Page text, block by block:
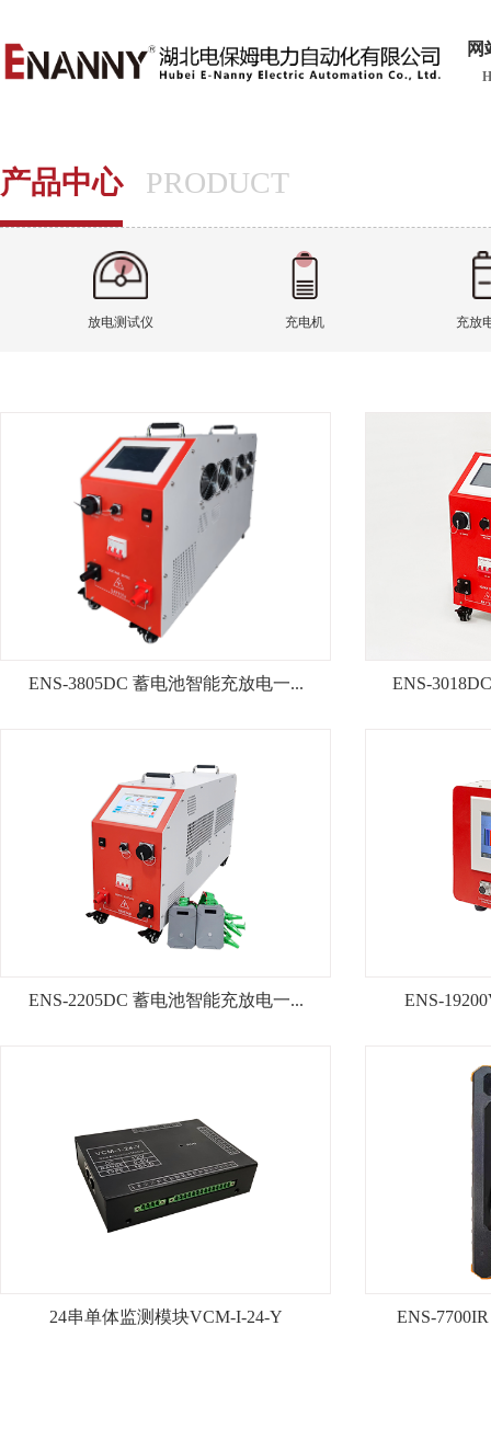
网
产品中心 PRODUCT
放电测试仪 充电机 充放

ENS-3805DC 蓄电池智能充放
电一...
查看详情+
ENS-3805DC 蓄电池智能充放电一...
ENS-
ENS-

ENS-2205DC 蓄电池智能充放
电一...
ENS-2205DC 蓄电池智能充放电一...
ENS-
ENS-
24串单体监测模块VCM-I-24-Y ENS-